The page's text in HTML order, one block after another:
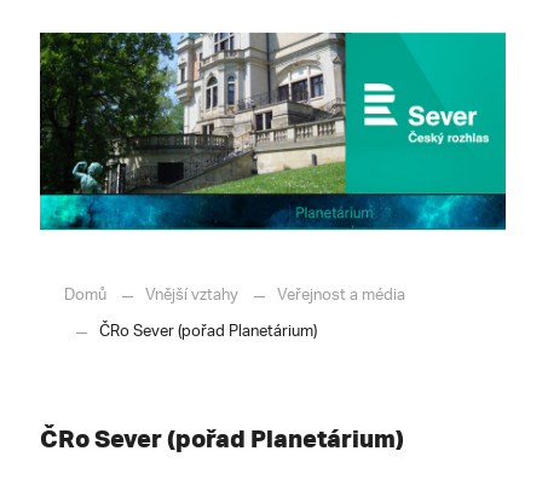
Domů Vnější vztahy
Veřejnost a média
ČRo Sever (pořad Planetárium)
ČRo Sever (pořad Planetárium)